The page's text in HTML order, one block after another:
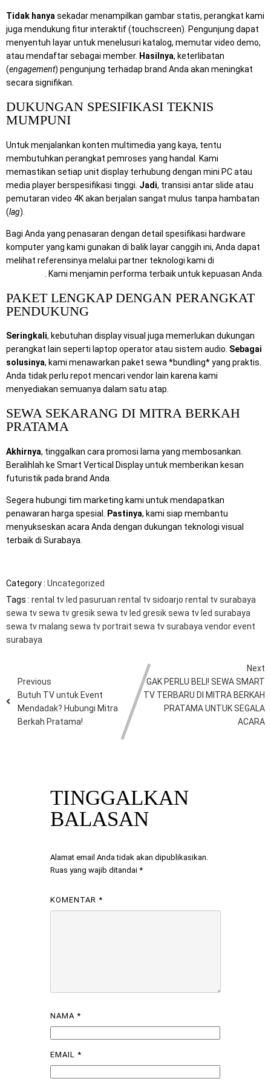
Tidak hanya sekadar menampilkan gambar statis, perangkat kami
juga mendukung fitur interaktif (touchscreen). Pengunjung dapat
menyentuh layar untuk menelusuri katalog, memutar video demo,
atau mendaftar sebagai member. Hasilnya, keterlibatan
(engagement) pengunjung terhadap brand Anda akan meningkat
secara signifikan.
DUKUNGAN SPESIFIKASI TEKNIS
MUMPUNI
Untuk menjalankan konten multimedia yang kaya, tentu
membutuhkan perangkat pemroses yang handal. Kami
memastikan setiap unit display terhubung dengan mini PC atau
media player berspesifikasi tinggi. Jadi, transisi antar slide atau
pemutaran video 4K akan berjalan sangat mulus tanpa hambatan
(lag).
Bagi Anda yang penasaran dengan detail spesifikasi hardware
komputer yang kami gunakan di balik layar canggih ini, Anda dapat
melihat referensinya melalui partner teknologi kami di
. Kami menjamin performa terbaik untuk kepuasan Anda.
PAKET LENGKAP DENGAN PERANGKAT
PENDUKUNG
Seringkali, kebutuhan display visual juga memerlukan dukungan
perangkat lain seperti laptop operator atau sistem audio. Sebagai
solusinya, kami menawarkan paket sewa *bundling* yang praktis.
Anda tidak perlu repot mencari vendor lain karena kami
menyediakan semuanya dalam satu atap.
SEWA SEKARANG DI MITRA BERKAH
PRATAMA
Akhirnya, tinggalkan cara promosi lama yang membosankan.
Beralihlah ke Smart Vertical Display untuk memberikan kesan
futuristik pada brand Anda.
Segera hubungi tim marketing kami untuk mendapatkan
penawaran harga spesial.
Pastinya, kami siap membantu
menyukseskan acara Anda dengan dukungan teknologi visual
terbaik di Surabaya.
Category : Uncategorized
Tags : rental tv led pasuruan rental tv sidoarjo rental tv surabaya
sewa tvsewa tv gresiksewa tv led gresiksewa tv led surabaya
sewa tv malang sewa tv portrait sewa tv surabaya vendor event
surabaya
Previous
Butuh TV untuk Event
Mendadak? Hubungi Mitra
Berkah Pratama!
Next
GAK PERLU BELI! SEWA SMART
TV TERBARU DI MITRA BERKAH
PRATAMA UNTUK SEGALA
ACARA
TINGGALKAN
BALASAN
Alamat email Anda tidak akan dipublikasikan.
Ruas yang wajib ditandai *
KOMENTAR *
NAMA *
EMAIL *